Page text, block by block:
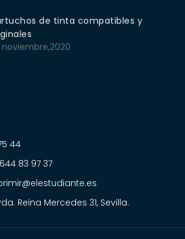
de tinta compatibles y
44
83 97 37
Reina Mercedes 31, Sevilla.